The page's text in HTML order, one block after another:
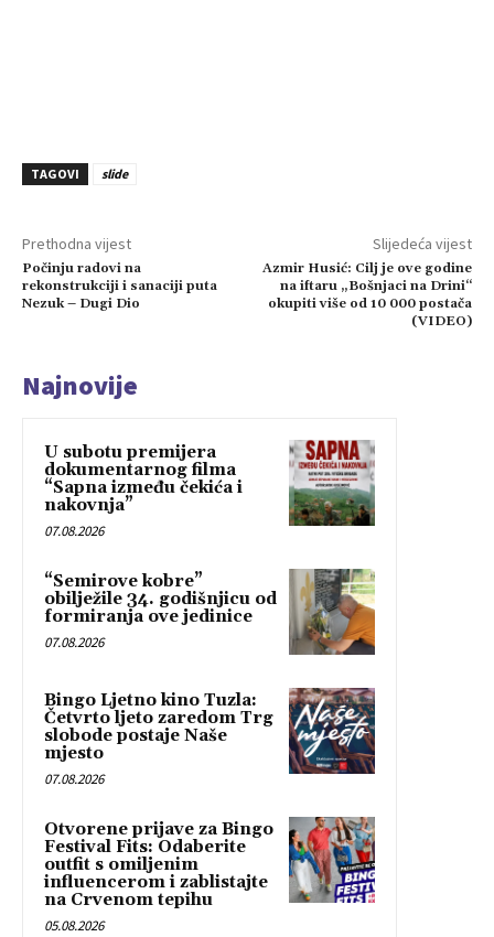
TAGOVI slide
Prethodna vijest
Počinju radovi na
rekonstrukciji i sanaciji puta
Nezuk – Dugi Dio
Slijedeća vijest
Azmir Husić: Cilj je ove godine
na iftaru „Bošnjaci na Drini“
okupiti više od 10 000 postača
(VIDEO)
Najnovije
U subotu premijera
dokumentarnog filma
“Sapna između čekića i
nakovnja”
07.08.2026
“Semirove kobre”
obilježile 34. godišnjicu od
formiranja ove jedinice
07.08.2026
Bingo Ljetno kino Tuzla:
Četvrto ljeto zaredom Trg
slobode postaje Naše
mjesto
07.08.2026
Otvorene prijave za Bingo
Festival Fits: Odaberite
outfit s omiljenim
influencerom i zablistajte
na Crvenom tepihu
05.08.2026